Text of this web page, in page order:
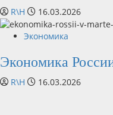
R\H 16.03.2026
Экономика
Экономика
R\H 16.03.2026